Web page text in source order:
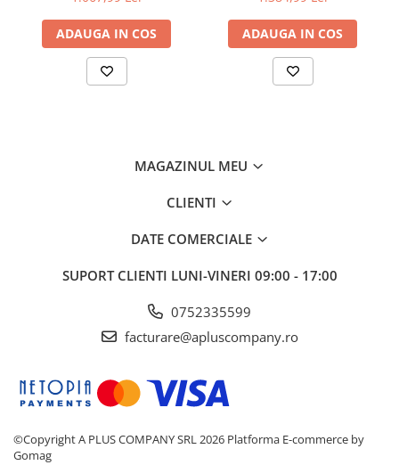
ADAUGA IN COS ADAUGA IN COS
MAGAZINUL MEU
CLIENTI
DATE COMERCIALE
SUPORT CLIENTI LUNI-VINERI 09:00 - 17:00
0752335599
facturare@apluscompany.ro
©Copyright A PLUS COMPANY SRL 2026 Platforma E-commerce by
Gomag